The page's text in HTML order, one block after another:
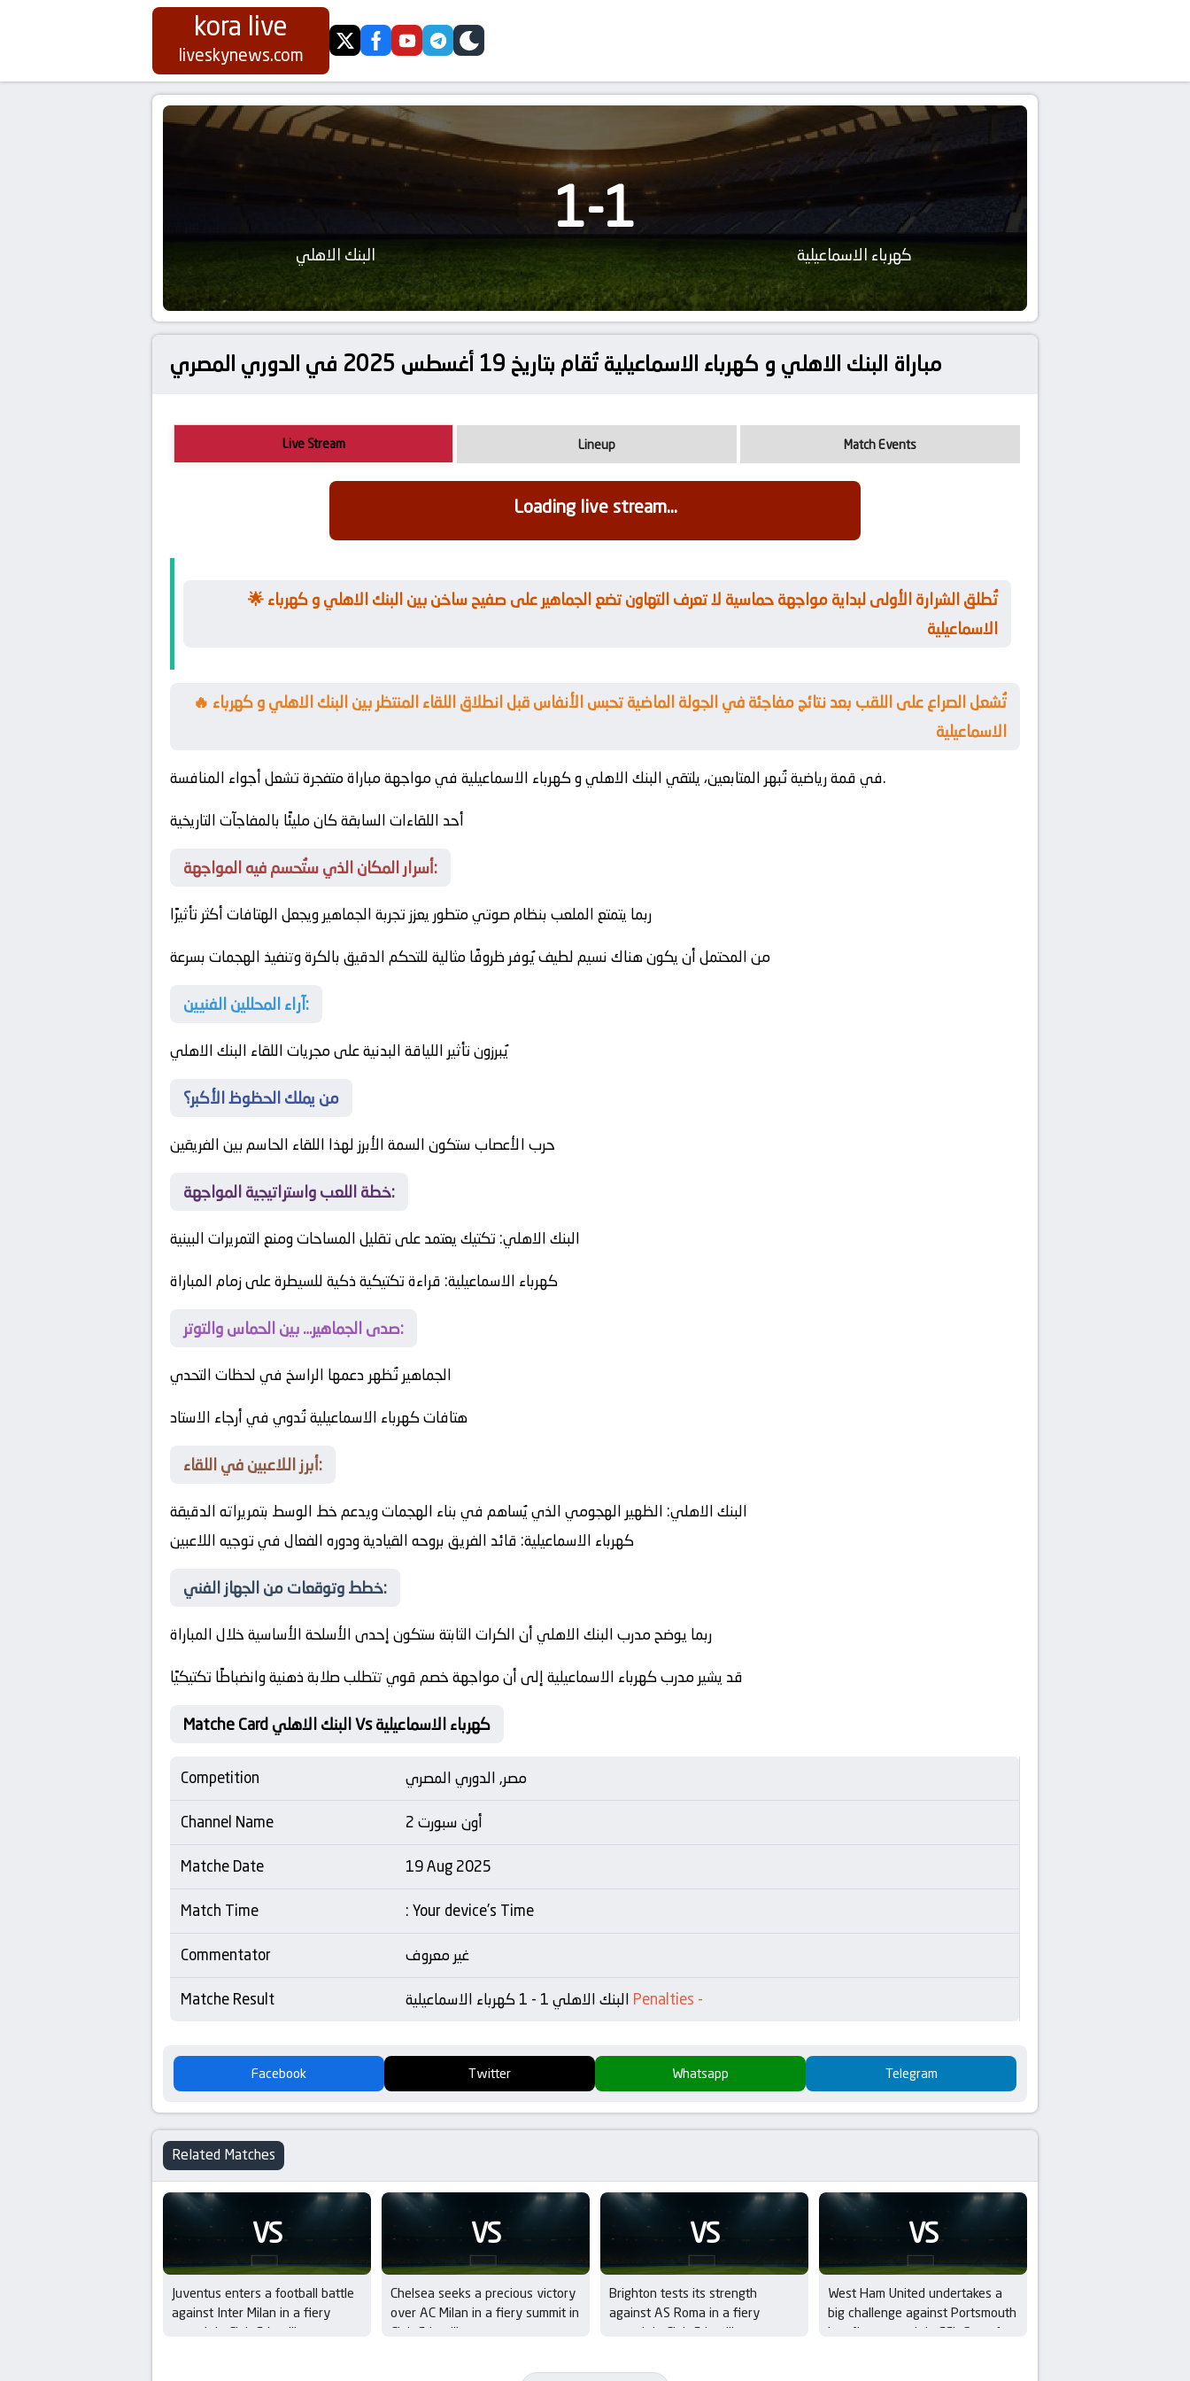
kora live
liveskynews.com twitterfacebookyoutubetelegram
skin
البنك الاهلي
1-1
كهرباء الاسماعيلية
مباراة البنك الاهلي و كهرباء الاسماعيلية تُقام بتاريخ 19 أغسطس 2025 في الدوري المصري
Live Stream Lineup Match Events
Loading live stream...
🌟 تُطلق الشرارة الأولى لبداية مواجهة حماسية لا تعرف التهاون تضع الجماهير على صفيح ساخن بين البنك الاهلي و كهرباء
الاسماعيلية
🔥 تُشعل الصراع على اللقب بعد نتائج مفاجئة في الجولة الماضية تحبس الأنفاس قبل انطلاق اللقاء المنتظر بين البنك الاهلي و كهرباء
الاسماعيلية
في قمة رياضية تُبهر المتابعين، يلتقيالبنك الاهليوكهرباء الاسماعيلية
في مواجهة مباراة متفجرة تشعل أجواء المنافسة.
أحد اللقاءات السابقة كان مليئًا بالمفاجآت التاريخية
أسرار المكان الذي ستُحسم فيه المواجهة:
ربما يتمتع الملعب بنظام صوتي متطور يعزز تجربة الجماهير ويجعل الهتافات أكثر تأثيرًا
من المحتمل أن يكون هناك نسيم لطيف يُوفر ظروفًا مثالية للتحكم الدقيق بالكرة وتنفيذ الهجمات بسرعة
آراء المحللين الفنيين:
يُبرزون تأثير اللياقة البدنية على مجريات اللقاء البنك الاهلي
من يملك الحظوظ الأكبر؟
حرب الأعصاب ستكون السمة الأبرز لهذا اللقاء الحاسم بين الفريقين
خطة اللعب واستراتيجية المواجهة:
البنك الاهلي: تكتيك يعتمد على تقليل المساحات ومنع التمريرات البينية
كهرباء الاسماعيلية: قراءة تكتيكية ذكية للسيطرة على زمام المباراة
صدى الجماهير… بين الحماس والتوتر:
الجماهير تُظهر دعمها الراسخ في لحظات التحدي
هتافات كهرباء الاسماعيلية تُدوي في أرجاء الاستاد
أبرز اللاعبين في اللقاء:
البنك الاهلي: الظهير الهجومي الذي يُساهم في بناء الهجمات ويدعم خط الوسط بتمريراته الدقيقة
كهرباء الاسماعيلية: قائد الفريق بروحه القيادية ودوره الفعال في توجيه اللاعبين
خطط وتوقعات من الجهاز الفني:
ربما يوضح مدرب البنك الاهلي أن الكرات الثابتة ستكون إحدى الأسلحة الأساسية خلال المباراة
قد يشير مدرب كهرباء الاسماعيلية إلى أن مواجهة خصم قوي تتطلب صلابة ذهنية وانضباطًا تكتيكيًا
Matche Card البنك الاهلي Vs كهرباء الاسماعيلية
Competition
مصر, الدوري المصري
Channel Name
أون سبورت 2
Matche Date
19 Aug 2025
Match Time
: Your device's Time
Commentator
غير معروف
Matche Result
Penalties -
Facebook Twitter Whatsapp Telegram
Related Matches
VS
Juventus enters a football battle
against Inter Milan in a fiery
summit in Club Friendlies
VS
Chelsea seeks a precious victory
over AC Milan in a fiery summit in
Club Friendlies
VS
Brighton tests its strength
against AS Roma in a fiery
summit in Club Friendlies
VS
West Ham United undertakes a
big challenge against Portsmouth
in a fiery summit in EFL Cup – 1st